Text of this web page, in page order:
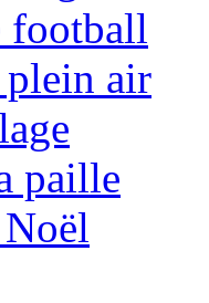
football
plein air
paille